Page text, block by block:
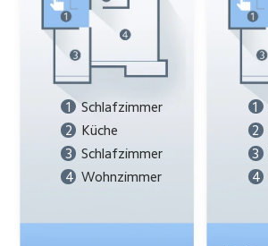
1
Schlafzimmer
2
Küche
3
Schlafzimmer
4
Wohnzimmer
1
2
3
4